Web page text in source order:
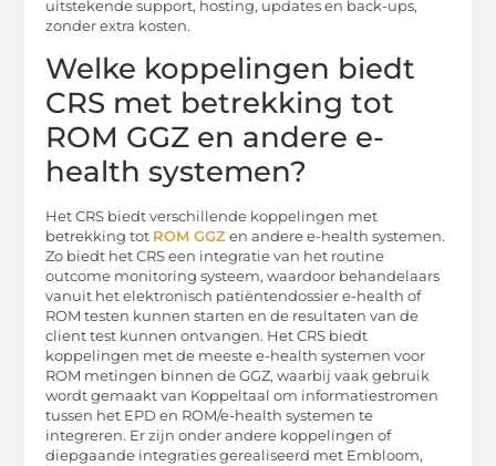
uitstekende support, hosting, updates en back-ups,
zonder extra kosten.
Welke koppelingen biedt
CRS met betrekking tot
ROM GGZ en andere e-
health systemen?
Het CRS biedt verschillende koppelingen met
betrekking tot ROM GGZ en andere e-health systemen.
Zo biedt het CRS een integratie van het routine
outcome monitoring systeem, waardoor behandelaars
vanuit het elektronisch patiëntendossier e-health of
ROM testen kunnen starten en de resultaten van de
client test kunnen ontvangen. Het CRS biedt
koppelingen met de meeste e-health systemen voor
ROM metingen binnen de GGZ, waarbij vaak gebruik
wordt gemaakt van Koppeltaal om informatiestromen
tussen het EPD en ROM/e-health systemen te
integreren. Er zijn onder andere koppelingen of
diepgaande integraties gerealiseerd met Embloom,